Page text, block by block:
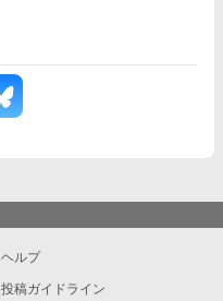
ヘルプ
投稿ガイドライン